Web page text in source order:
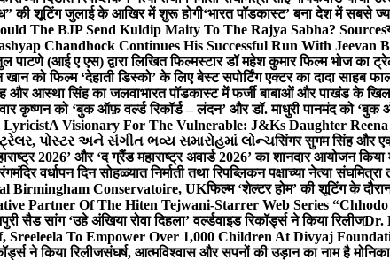
की शूटिंग जुलाई के आखिर में शुरू होगी‘भारत पॉडकास्ट’ बना देश में सबसे
The BJP Send Kuldip Maity To The Rajya Sabha? Sources
Chandhock Continues His Successful Run With Jeevan
पाटणे (आई ए एस) द्वारा लिखित फिल्मस्टार डॉ महेश कुमार फिल्म भोज का
खान को फिल्म ‘देहाती डिस्को’ के लिए बेस्ट सपोर्टिंग एक्टर का दादा साहब
और आस्था सिंह का जलवाभारत पॉडकास्ट में फर्जी बाबाओं और पाखंड के
कृष्णन को ‘बुक ऑफ़ वर्ल्ड रिकॉर्ड – लंदन’ और डॉ. माधुरी पानमंद को ‘बुक
LyricistA Visionary For The Vulnerable: J&Ks Daughter
પોસ્ટર અને સંગીત ભવ્ય સમારોહમાં લોન્ચसिंगर सुगम सिंह और
2026’ और ‘द ग्रैंड महाराष्ट्र अवार्ड 2026’ का शानदार आयोजन किया
वर्धापन दिन सोहळ्यात निर्माती तथा रिपब्लिकन पक्षाच्या नेत्या
Birmingham Conservatoire, UKफिल्म ‘शेल्टर होम’ की शूटिंग के
Partner Of The Hiten Tejwani-Starrer Web Series “Chhodo
सैड सांग ‘उहे अंखिया रोवा दिहला’ वर्ल्डवाइड रिकॉर्ड्स ने किया रिलीजDr.
To Empower Over 1,000 Children At Divyaj
ने किया रिलीजसंघर्ष, आत्मविश्वास और सपनों की उड़ान का नाम है